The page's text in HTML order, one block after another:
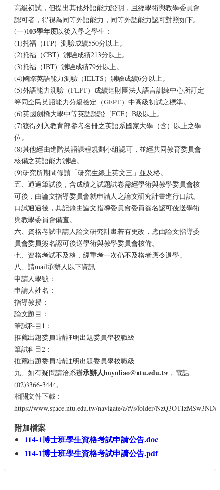
高級初試，但提出其他外語能力證明，且經學術與教學委員會
認可者，得視為同等外語能力，同等外語能力認可對照如下。
(一)103學年度以後入學之學生：
(1)托福（ITP）測驗成績550分以上。
(2)托福（CBT）測驗成績213分以上。
(3)托福（IBT）測驗成績79分以上。
(4)國際英語能力測驗（IELTS）測驗成績6分以上。
(5)外語能力測驗（FLPT）成績達財團法人語言訓練中心所訂定
等同全民英語能力分級檢定（GEPT）中高級初試之標準。
(6)英國劍橋大學中等英語認證（FCE）B級以上。
(7)獲得列入教育部參考名冊之英語系國家大學（含）以上之學
位。
(8)其他經由進階英語課程規劃小組認可，並經共同教育委員會
核備之英語能力測驗。
(9)研究所期間修讀「研究生線上英文三」並及格。
五、通過筆試後，含成績之試題試卷需經學術與教學委員會核
可後，由論文指導委員會就申請人之論文研究計畫進行口試。
口試通過後，其記錄由論文指導委員會委員簽名認可後送學術
與教學委員會備查。
六、資格考試申請人論文研究計畫若有更改，應由論文指導委
員會委員簽名認可後送學術與教學委員會核備。
七、資格考試不及格，經重考一次仍不及格者應令退學。
八、請mail承辦人以下資訊
申請人學號：
申請人姓名：
指導教授：
論文題目：
筆試科目1：
推薦出題委員1請註明出題委員學校職級：
筆試科目2：
推薦出題委員2請註明出題委員學校職級：
九、如有疑問請洽系辦承辦人huyuliao@ntu.edu.tw ，電話
(02)3366-3444。
相關文件下載：
https://www.space.ntu.edu.tw/navigate/a/#/s/folder/
附加檔案
114-1博士班學生資格考試申請公告.doc
114-1博士班學生資格考試申請公告.pdf